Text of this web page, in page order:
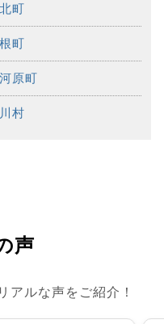
町
町
原町
村
声
アルな声をご紹介！